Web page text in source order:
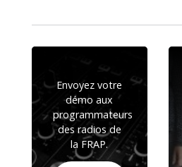
Envoyez votre
démo aux
programmateurs
des radios de
la FRAP.